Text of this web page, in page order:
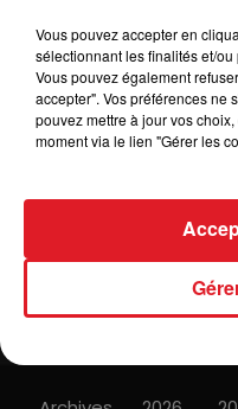
ACTUS
Vous pouvez accepter en
sélectionnant les finalités et/
Vous pouvez également
accepter". Vos préférences ne
pouvez mettre à jour vos
moment via le lien "Gérer les